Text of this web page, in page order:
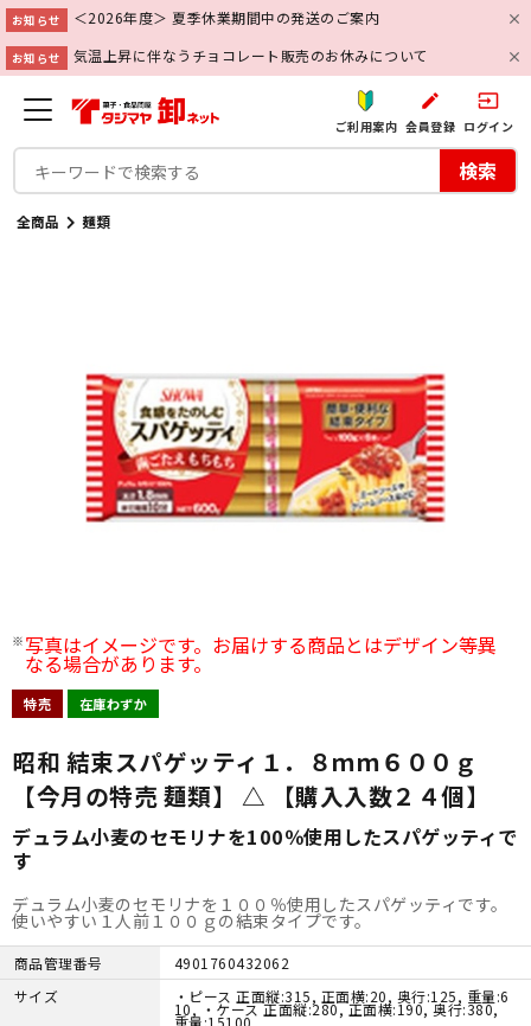
お知らせ ＜2026年度＞ 夏季休業期間中の発送のご案内
お知らせ 気温上昇に伴なうチョコレート販売のお休みについて
ご利用案内
create
会員登録
input
ログイン
検索
全商品 麺類
写真はイメージです。お届けする商品とはデザイン等異
なる場合があります。
特売 在庫わずか
昭和 結束スパゲッティ１．８ｍｍ６００ｇ
【今月の特売 麺類】 △ 【購入入数２４個】
デュラム小麦のセモリナを100％使用したスパゲッティで
す
デュラム小麦のセモリナを１００％使用したスパゲッティです。
使いやすい１人前１００ｇの結束タイプです。
商品管理番号
4901760432062
サイズ
・ピース 正面縦:315, 正面横:20, 奥行:125, 重量:6
10, ・ケース 正面縦:280, 正面横:190, 奥行:380,